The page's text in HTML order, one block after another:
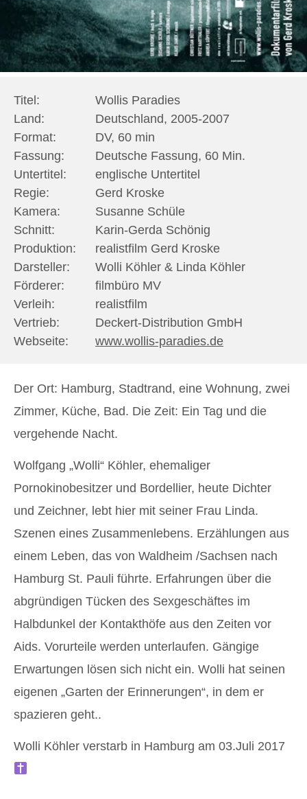
Titel:
Wollis Paradies
Land:
Deutschland, 2005-2007
Format:
DV, 60 min
Fassung:
Deutsche Fassung, 60 Min.
Untertitel:
englische Untertitel
Regie:
Gerd Kroske
Kamera:
Susanne Schüle
Schnitt:
Karin-Gerda Schönig
Produktion:
realistfilm Gerd Kroske
Darsteller:
Wolli Köhler & Linda Köhler
Förderer:
filmbüro MV
Verleih:
realistfilm
Vertrieb:
Deckert-Distribution GmbH
Webseite:
www.wollis-paradies.de
Der Ort: Hamburg, Stadtrand, eine Wohnung, zwei
Zimmer, Küche, Bad. Die Zeit: Ein Tag und die
vergehende Nacht.
Wolfgang „Wolli“ Köhler, ehemaliger
Pornokinobesitzer und Bordellier, heute Dichter
und Zeichner, lebt hier mit seiner Frau Linda.
Szenen eines Zusammenlebens. Erzählungen aus
einem Leben, das von Waldheim /Sachsen nach
Hamburg St. Pauli führte. Erfahrungen über die
abgründigen Tücken des Sexgeschäftes im
Halbdunkel der Kontakthöfe aus den Zeiten vor
Aids. Vorurteile werden unterlaufen. Gängige
Erwartungen lösen sich nicht ein. Wolli hat seinen
eigenen „Garten der Erinnerungen“, in dem er
spazieren geht..
Wolli Köhler verstarb in Hamburg am 03.Juli 2017